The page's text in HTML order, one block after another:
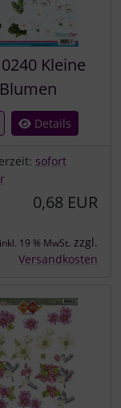
Kleine
Blumen
Details
sofort
0,68 EUR
inkl. 19 % MwSt. zzgl.
Versandkosten